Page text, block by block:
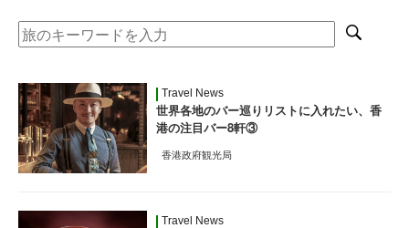
Travel News
世界各地のバー巡りリストに入れたい、香
港の注目バー8軒③
香港政府観光局
Travel News